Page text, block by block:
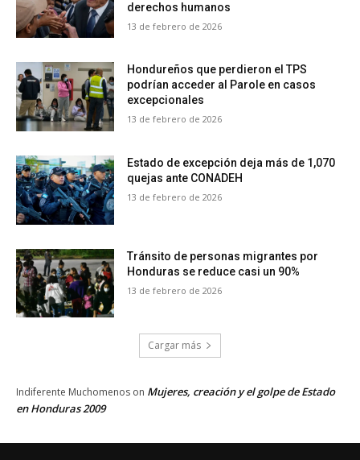
derechos humanos
13 de febrero de 2026
Hondureños que perdieron el TPS
podrían acceder al Parole en casos
excepcionales
13 de febrero de 2026
Estado de excepción deja más de 1,070
quejas ante CONADEH
13 de febrero de 2026
Tránsito de personas migrantes por
Honduras se reduce casi un 90%
13 de febrero de 2026
Cargar más
Indiferente Muchomenos on Mujeres, creación y el golpe de Estado
en Honduras 2009